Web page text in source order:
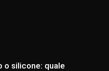
o silicone: quale